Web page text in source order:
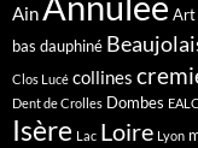
Ain Art
bas dauphiné
Clos Lucé collines
Dent de Crolles Dombes EALC
Isère Lac Loire Lyon